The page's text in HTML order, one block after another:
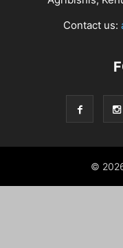
Contact us:
©